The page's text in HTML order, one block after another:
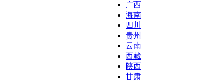
广西
海南
四川
贵州
云南
西藏
陕西
甘肃